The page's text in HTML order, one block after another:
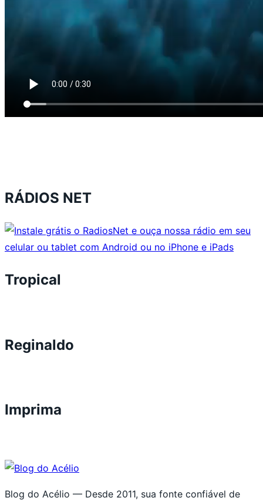
RÁDIOS NET
Tropical
Reginaldo
Imprima
Blog do Acélio — Desde 2011, sua fonte confiável de